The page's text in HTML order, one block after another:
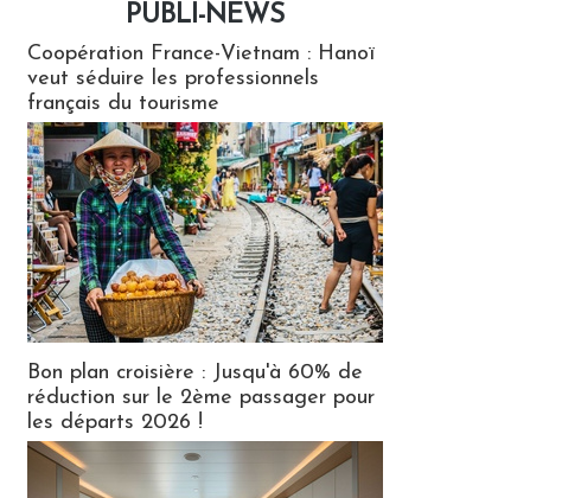
PUBLI-NEWS
Coopération France-Vietnam : Hanoï
veut séduire les professionnels
français du tourisme
Bon plan croisière : Jusqu'à 60% de
réduction sur le 2ème passager pour
les départs 2026 !